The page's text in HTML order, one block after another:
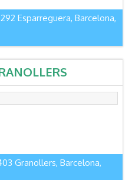
Esparreguera, Barcelona,
Granollers, Barcelona,